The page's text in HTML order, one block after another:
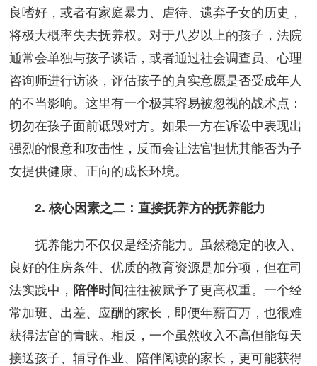
良嗜好，或者有家庭暴力、虐待、遗弃子女的历史，
将极大概率失去抚养权。对于八岁以上的孩子，法院
通常会单独与孩子谈话，或者通过社会调查员、心理
咨询师进行访谈，评估孩子的真实意愿是否受成年人
的不当影响。这里有一个极其容易被忽视的战术点：
切勿在孩子面前诋毁对方。如果一方在诉讼中表现出
强烈的恨意和攻击性，反而会让法官担忧其能否为子
女提供健康、正向的成长环境。
2. 核心因素之二：直接抚养方的抚养能力
抚养能力不仅仅是经济能力。虽然稳定的收入、
良好的住房条件、优质的教育资源是加分项，但在司
法实践中， 陪伴时间往往被赋予了更高权重。一个经
常加班、出差、应酬的家长，即便年薪百万，也很难
获得法官的青睐。相反，一个虽然收入不高但能每天
接送孩子、辅导作业、陪伴阅读的家长，更可能获得